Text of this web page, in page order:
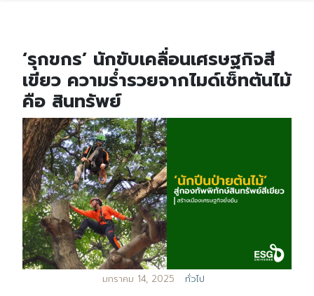
‘รุกขกร’ นักขับเคลื่อนเศรษฐกิจสี
เขียว ความร่ำรวยจากไมด์เซ็ทต้นไม้
คือ สินทรัพย์
มกราคม 14, 2025 ทั่วไป